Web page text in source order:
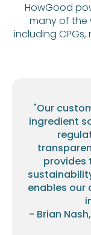
HowGood
many of the
including
"Our
ingredient
provides
enables our
- Brian